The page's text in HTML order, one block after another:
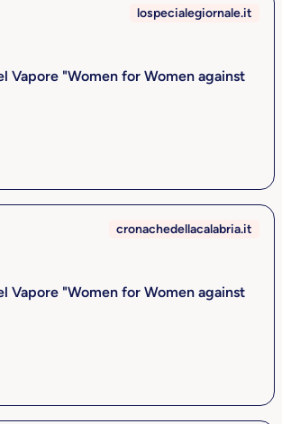
lospecialegiornale.it
Vapore "Women for Women against
cronachedellacalabria.it
Vapore "Women for Women against